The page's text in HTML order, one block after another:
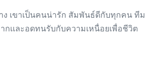
ง เขาเป็นคนน่ารัก สัมพันธ์ดีกับทุกคน ทีม
กเเละอดทนรับกับความเหนื่อยเพื่อชีวิต